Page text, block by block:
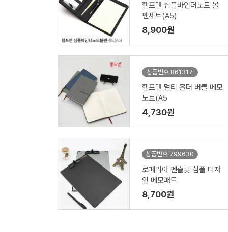
헬프맨 심플바인더노트 볼
펜세트(A5)
8,900원
상품번호 861317
헬프맨 멀티 홀더 버클 메모
노트(A5
4,730원
상품번호 799630
로페리아 펜슬롯 심플 디자
인 메모패드
8,700원